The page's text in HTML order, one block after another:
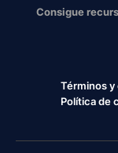
Consigue
Términos
Política de